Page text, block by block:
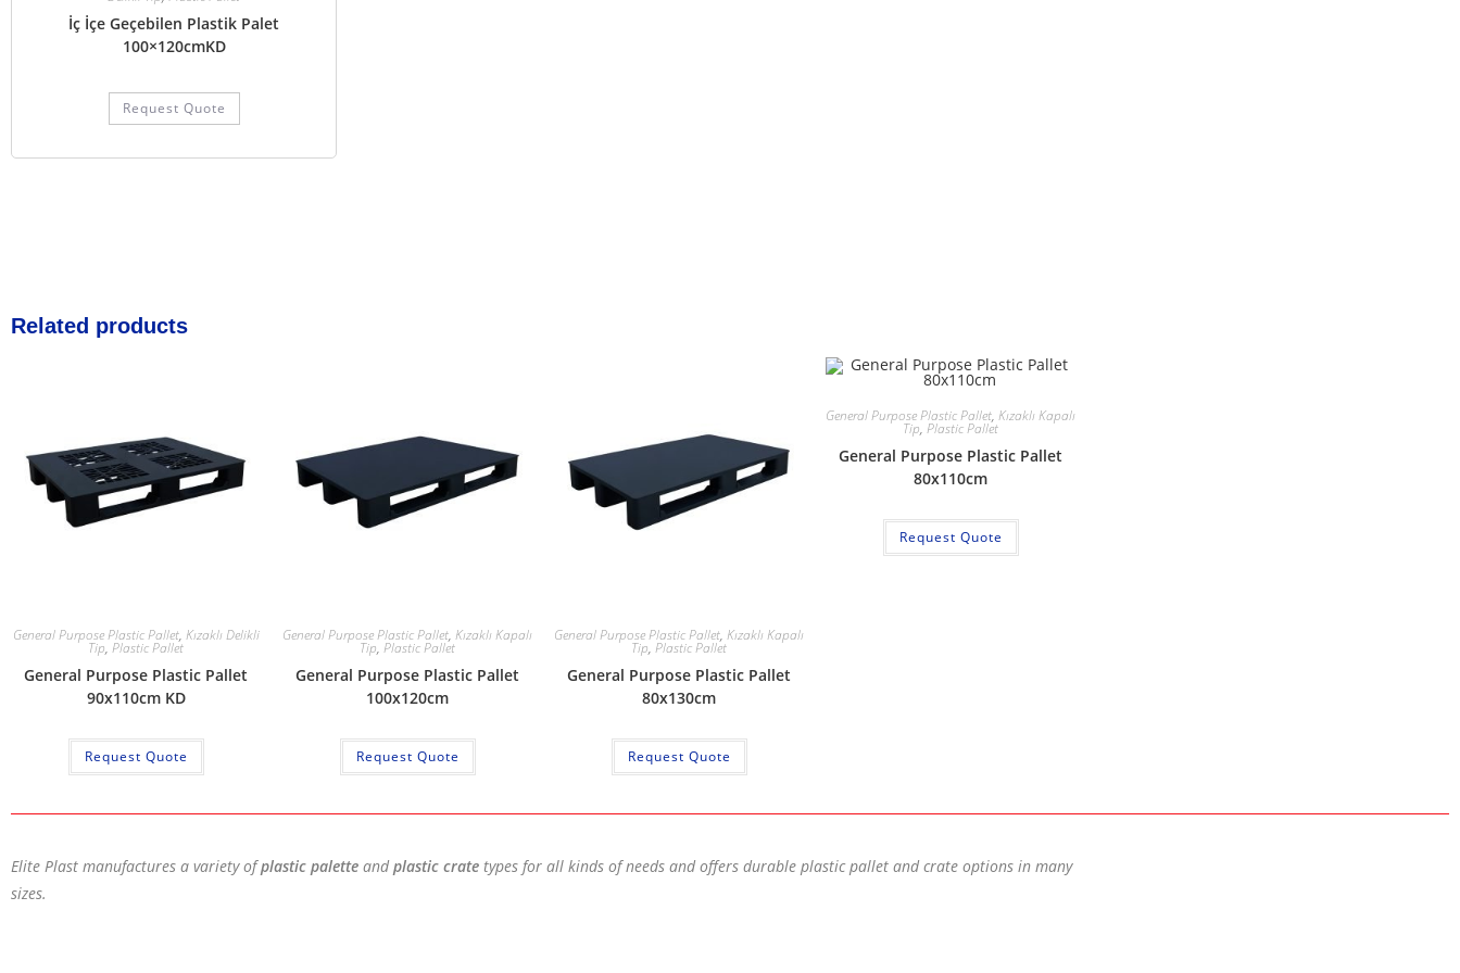
İç İçe Geçebilen Plastik Palet
100×120cmKD
Request Quote
Related products
General Purpose Plastic Pallet, Kızaklı Delikli
Tip, Plastic Pallet
General Purpose Plastic Pallet
90x110cm KD
Request Quote
General Purpose Plastic Pallet, Kızaklı Kapalı
Tip, Plastic Pallet
General Purpose Plastic Pallet
100x120cm
Request Quote
General Purpose Plastic Pallet, Kızaklı Kapalı
Tip, Plastic Pallet
General Purpose Plastic Pallet
80x130cm
Request Quote
General Purpose Plastic Pallet, Kızaklı Kapalı
Tip, Plastic Pallet
General Purpose Plastic Pallet
80x110cm
Request Quote
Elite Plast manufactures a variety ofplastic palette andplastic crate types for all kinds of needs and offers durable plastic pallet and crate options in many
sizes.